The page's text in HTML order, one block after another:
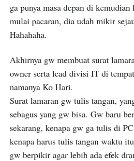
ga punya masa depan di
mulai pacaran, dia udah mikir
Hahahaha.
Akhirnya gw membuat surat
owner serta lead divisi IT di
namanya Ko Hari.
Surat lamaran gw tulis tangan,
sebagus yang gw bisa. Gw baru
sekarang, kenapa gw ga tulis di
kenapa harus tulis tangan waktu
gw berpikir agar lebih ada efek